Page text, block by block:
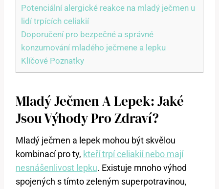
Potenciální alergické reakce na mladý ječmen u
lidí trpících celiakií
Doporučení pro bezpečné a správné
konzumování mladého ječmene a lepku
Klíčové Poznatky
Mladý Ječmen A Lepek: Jaké
Jsou Výhody Pro Zdraví?
Mladý ječmen a lepek mohou být skvělou
kombinací pro ty, kteří trpí celiakií nebo mají
nesnášenlivost lepku. Existuje mnoho výhod
spojených s tímto zeleným superpotravinou,